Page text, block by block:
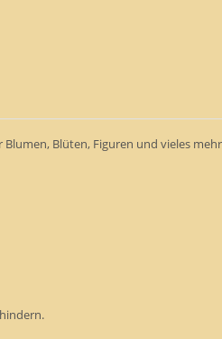
Blüten, Figuren und vieles